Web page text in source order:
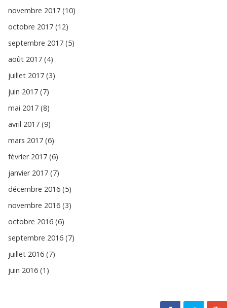
novembre 2017 (10)
octobre 2017 (12)
septembre 2017 (5)
août 2017 (4)
juillet 2017 (3)
juin 2017 (7)
mai 2017 (8)
avril 2017 (9)
mars 2017 (6)
février 2017 (6)
janvier 2017 (7)
décembre 2016 (5)
novembre 2016 (3)
octobre 2016 (6)
septembre 2016 (7)
juillet 2016 (7)
juin 2016 (1)